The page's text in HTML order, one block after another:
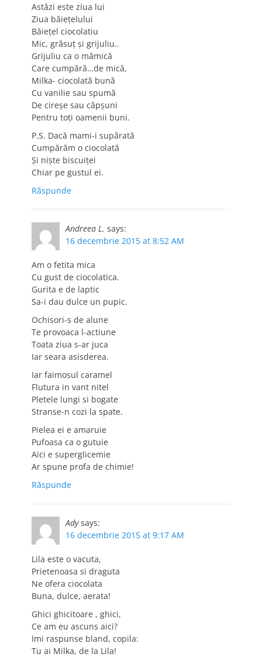
Astăzi este ziua lui
Ziua băiețelului
Băiețel ciocolatiu
Mic, grăsuț și grijuliu..
Grijuliu ca o mămică
Care cumpără…de mică,
Milka- ciocolată bună
Cu vanilie sau spumă
De cireșe sau căpșuni
Pentru toți oamenii buni.
P.S. Dacă mami-i supărată
Cumpărăm o ciocolată
Și niște biscuiței
Chiar pe gustul ei.
Răspunde
Andreea L. says:
16 decembrie 2015 at 8:52 AM
Am o fetita mica
Cu gust de ciocolatica.
Gurita e de laptic
Sa-i dau dulce un pupic.
Ochisori-s de alune
Te provoaca l-actiune
Toata ziua s-ar juca
Iar seara asisderea.
Iar faimosul caramel
Flutura in vant nitel
Pletele lungi si bogate
Stranse-n cozi la spate.
Pielea ei e amaruie
Pufoasa ca o gutuie
Aici e superglicemie
Ar spune profa de chimie!
Răspunde
Ady says:
16 decembrie 2015 at 9:17 AM
Lila este o vacuta,
Prietenoasa si draguta
Ne ofera ciocolata
Buna, dulce, aerata!
Ghici ghicitoare , ghici,
Ce am eu ascuns aici?
Imi raspunse bland, copila:
Tu ai Milka, de la Lila!